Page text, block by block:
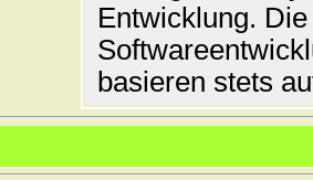
Entwicklung.
basieren stets